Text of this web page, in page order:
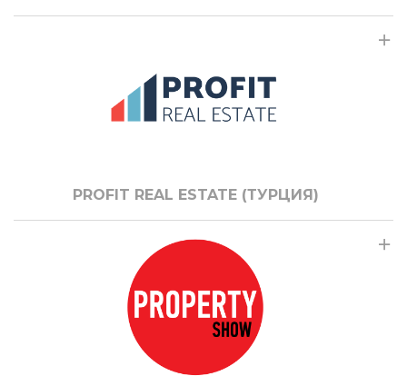
PROFIT REAL ESTATE (ТУРЦИЯ)